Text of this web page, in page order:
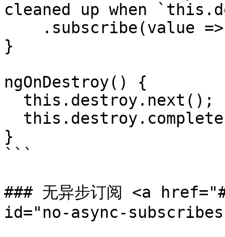
cleaned up when
}
ngOnDestroy() {
}
```
### 无异步订阅 <a
id="no-async-